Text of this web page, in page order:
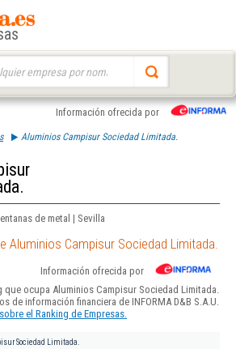
Información ofrecida por
Aluminios Campisur Sociedad Limitada.
de metal | Sevilla
Aluminios Campisur Sociedad Limitada.
Información ofrecida por
que ocupa Aluminios Campisur Sociedad Limitada.
de información financiera de INFORMA D&B S.A.U.
el Ranking de Empresas.
Sociedad Limitada.